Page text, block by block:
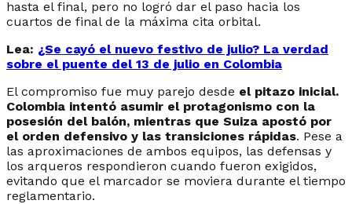
hasta el final, pero no logró dar el paso hacia los
cuartos de final de la máxima cita orbital.
Lea: ¿Se cayó el nuevo festivo de julio? La verdad
sobre el puente del 13 de julio en Colombia
El compromiso fue muy parejo desde el pitazo inicial.
Colombia intentó asumir el protagonismo con la
posesión del balón, mientras que Suiza apostó por
el orden defensivo y las transiciones rápidas. Pese a
las aproximaciones de ambos equipos, las defensas y
los arqueros respondieron cuando fueron exigidos,
evitando que el marcador se moviera durante el tiempo
reglamentario.